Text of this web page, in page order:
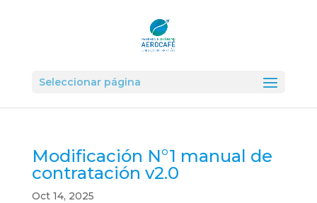
Seleccionar página
Modificación N°1 manual de
contratación v2.0
Oct 14, 2025